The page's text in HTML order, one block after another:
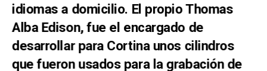
idiomas a domicilio. El propio Thomas
Alba Edison, fue el encargado de
desarrollar para Cortina unos cilindros
que fueron usados para la grabación de